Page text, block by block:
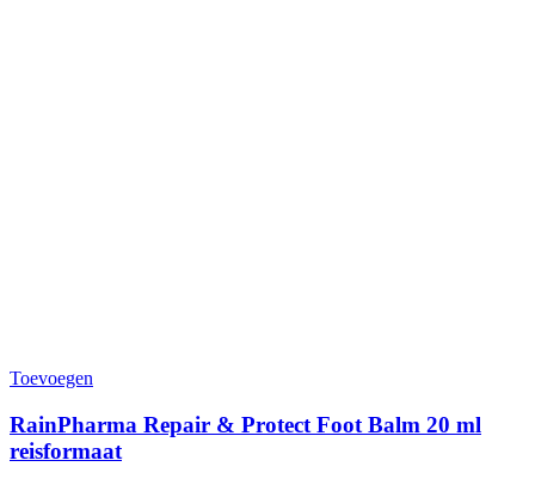
Toevoegen
RainPharma Repair & Protect Foot Balm 20 ml
reisformaat